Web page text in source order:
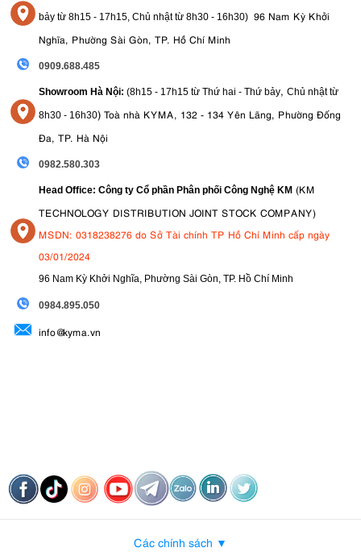
bảy từ 8h15 - 17h15, Chủ nhật từ 8h30 - 16h30) 96 Nam Kỳ Khởi
Nghĩa, Phường Sài Gòn, TP. Hồ Chí Minh
0909.688.485
Showroom Hà Nội: (8h15 - 17h15 từ Thứ hai - Thứ bảy, Chủ nhật từ
8h30 - 16h30) Toà nhà KYMA, 132 - 134 Yên Lãng, Phường Đống
Đa, TP. Hà Nội
0982.580.303
Head Office: Công ty Cổ phần Phân phối Công Nghệ KM (KM
TECHNOLOGY DISTRIBUTION JOINT STOCK COMPANY)
MSDN: 0318238276 do Sở Tài chính TP Hồ Chí Minh cấp ngày
03/01/2024
96 Nam Kỳ Khởi Nghĩa, Phường Sài Gòn, TP. Hồ Chí Minh
0984.895.050
info@kyma.vn
Các chính sách ▼